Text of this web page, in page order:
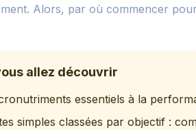
Alors, par où commencer
allez découvrir
essentiels à la
simples classées par objectif :